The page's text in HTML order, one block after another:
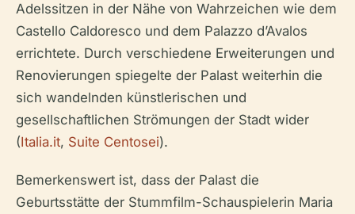
Adelssitzen in der Nähe von Wahrzeichen wie dem
Castello Caldoresco und dem Palazzo d’Avalos
errichtete. Durch verschiedene Erweiterungen und
Renovierungen spiegelte der Palast weiterhin die
sich wandelnden künstlerischen und
gesellschaftlichen Strömungen der Stadt wider
(Italia.it, Suite Centosei).
Bemerkenswert ist, dass der Palast die
Geburtsstätte der Stummfilm-Schauspielerin Maria